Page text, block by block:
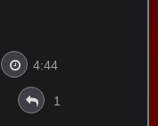
4:44
1